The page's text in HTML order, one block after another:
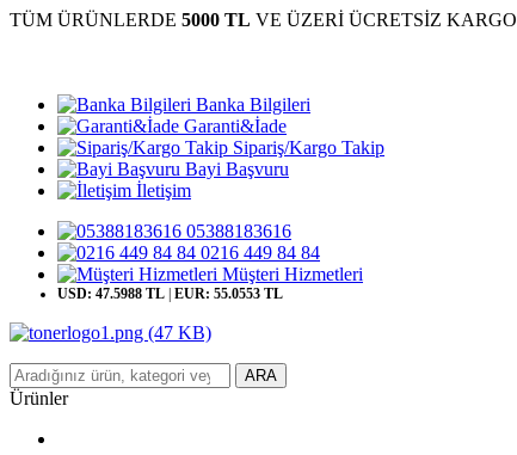
TÜM ÜRÜNLERDE 5000 TL VE ÜZERİ ÜCRETSİZ KARGO
Banka Bilgileri
Garanti&İade
Sipariş/Kargo Takip
Bayi Başvuru
İletişim
05388183616
0216 449 84 84
Müşteri Hizmetleri
USD: 47.5988 TL EUR: 55.0553 TL
ARA
Ürünler